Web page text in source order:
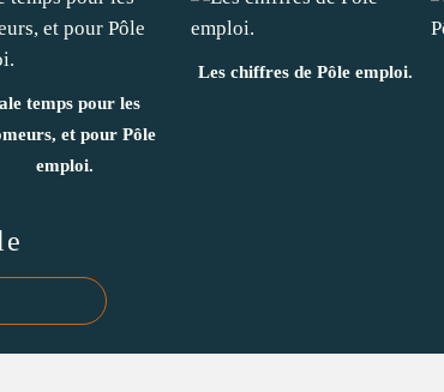
temps pour les
et pour Pôle
emploi.
Les chiffres de Pôle emploi.